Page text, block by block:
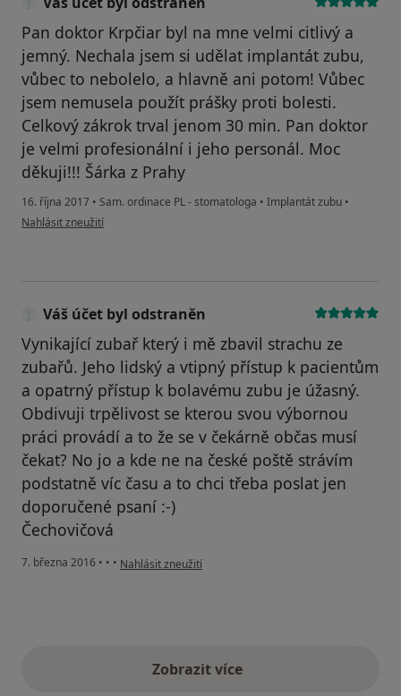
Pan doktor Krpčiar byl na mne velmi citlivý a
jemný. Nechala jsem si udělat implantát zubu,
vůbec to nebolelo, a hlavně ani potom! Vůbec
jsem nemusela použít prášky proti bolesti.
Celkový zákrok trval jenom 30 min. Pan doktor
je velmi profesionální i jeho personál. Moc
děkuji!!! Šárka z Prahy
16. října 2017 • Sam. ordinace PL - stomatologa • Implantát zubu •
podle názoru uživatele Váš účet byl odstraněn
Nahlásit zneužití
Váš účet byl odstraněn
Vynikající zubař který i mě zbavil strachu ze
zubařů. Jeho lidský a vtipný přístup k pacientům
a opatrný přístup k bolavému zubu je úžasný.
Obdivuji trpělivost se kterou svou výbornou
práci provádí a to že se v čekárně občas musí
čekat? No jo a kde ne na české poště strávím
podstatně víc času a to chci třeba poslat jen
doporučené psaní :-)
Čechovičová
7. března 2016 • • • podle názoru uživatele Váš účet byl odstraněn
Nahlásit zneužití
Zobrazit vícevýše uvedené názory